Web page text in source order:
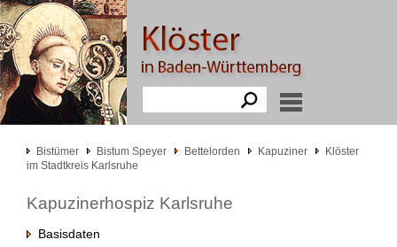
Bistümer Bistum Speyer Bettelorden Kapuziner
Klöster
im Stadtkreis Karlsruhe
Kapuzinerhospiz Karlsruhe
Basisdaten